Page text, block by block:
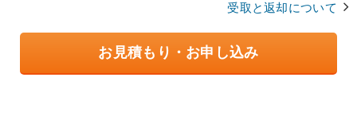
受取と返却について
お見積もり・お申し込み